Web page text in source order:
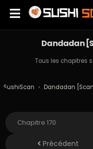
Dandadan
Tous les chapitres
SushiScan › Dandadan
Précédent